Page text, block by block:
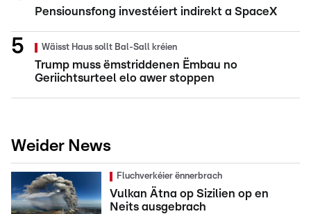
Pensiounsfong investéiert indirekt a SpaceX
Wäisst Haus sollt Bal-Sall kréien
Trump muss ëmstriddenen Ëmbau no
Geriichtsurteel elo awer stoppen
Weider News
Fluchverkéier ënnerbrach
Vulkan Ätna op Sizilien op en
Neits ausgebrach